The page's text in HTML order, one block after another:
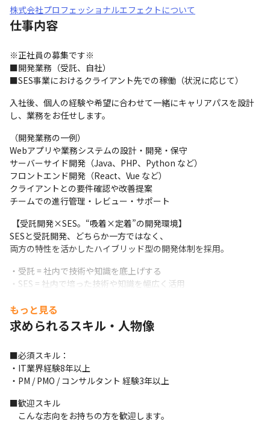
株式会社プロフェッショナルエフェクトについて
仕事内容
※正社員の募集です※
■開発業務（受託、自社）
■SES事業におけるクライアント先での稼働（状況に応じて）
入社後、個人の経験や希望に合わせて一緒にキャリアパスを設計
し、業務をお任せします。
（開発業務の一例）
Webアプリや業務システムの設計・開発・保守
サーバーサイド開発（Java、PHP、Python など）
フロントエンド開発（React、Vue など）
クライアントとの要件確認や改善提案
チームでの進行管理・レビュー・サポート
SESと受託開発、どちらか一方ではなく、
両方の特性を活かしたハイブリッド型の開発体制を採用。
・受託 = 社内で技術や知識を底上げする
・SES = 社内で培った技術や知識を幅広く活用
役割とフェーズに応じて、最適に使い分ける構造です。
当社のSESは、ポジションとしてではなく「キャリアの幅を広げ
“一方的に配属される”のではなく、志向と意欲で一緒にキャリア
パスを考え、決めていきます。
■ どの環境でも、孤立しない仕組みを整えています
・GitHubでのコードレビュー
・Slackでの技術相談
もっと見る
求められるスキル・人物像
■必須スキル：
・IT業界経験8年以上
・PM / PMO / コンサルタント 経験3年以上
■歓迎スキル
こんな志向をお持ちの方を歓迎します。